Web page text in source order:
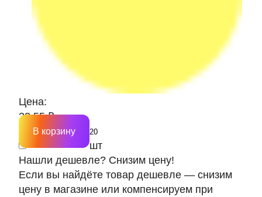
Цена:
23.55 ₽
шт
В корзину
Нашли дешевле? Снизим цену!
Если вы найдёте товар дешевле — снизим
цену в магазине или компенсируем при